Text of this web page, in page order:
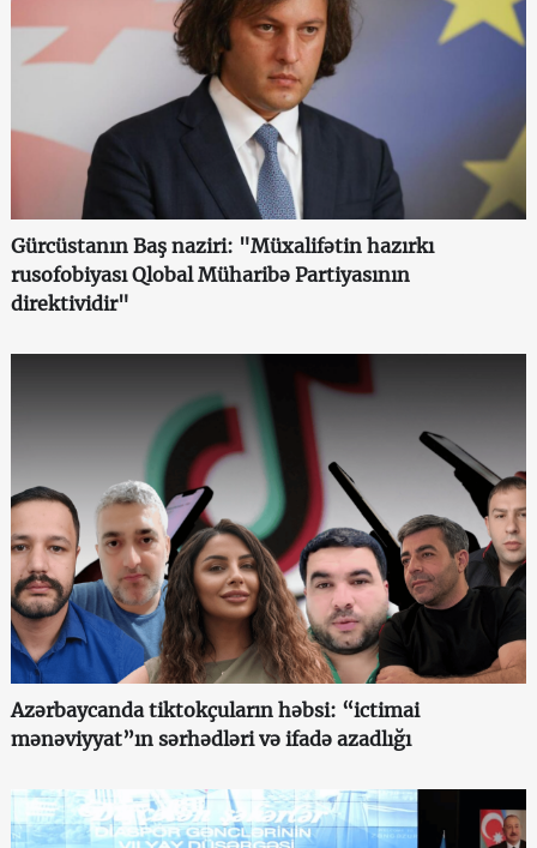
Gürcüstanın Baş naziri: "Müxalifətin hazırkı
rusofobiyası Qlobal Müharibə Partiyasının
direktividir"
Azərbaycanda tiktokçuların həbsi: “ictimai
mənəviyyat”ın sərhədləri və ifadə azadlığı